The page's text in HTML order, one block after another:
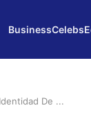
BusinessCelebs
De ...